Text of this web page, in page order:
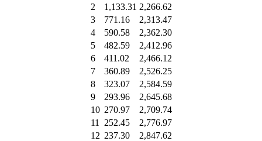
2
1,133.31 2,266.62
3
771.16
2,313.47
4
590.58
2,362.30
5
482.59
2,412.96
6
411.02
2,466.12
7
360.89
2,526.25
8
323.07
2,584.59
9
293.96
2,645.68
10 270.97
2,709.74
11
252.45
2,776.97
12 237.30 2,847.62